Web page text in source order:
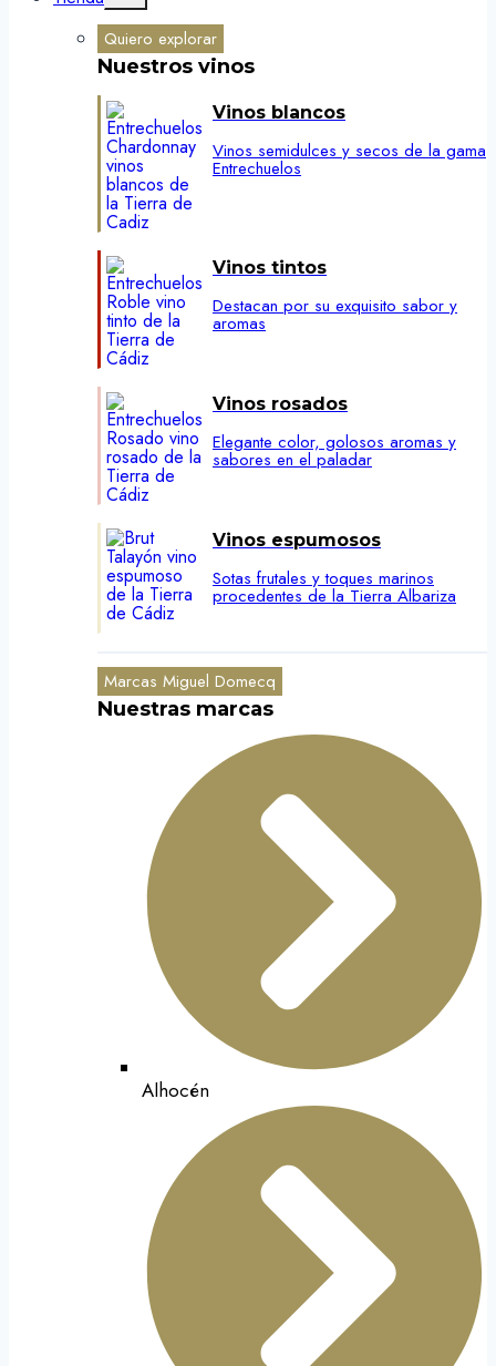
Quiero explorar
Nuestros vinos
Vinos blancos
Vinos semidulces y secos de la gama
Entrechuelos
Vinos tintos
Destacan por su exquisito sabor y
aromas
Vinos rosados
Elegante color, golosos aromas y
sabores en el paladar
Vinos espumosos
Sotas frutales y toques marinos
procedentes de la Tierra Albariza
Marcas Miguel Domecq
Nuestras marcas
Alhocén